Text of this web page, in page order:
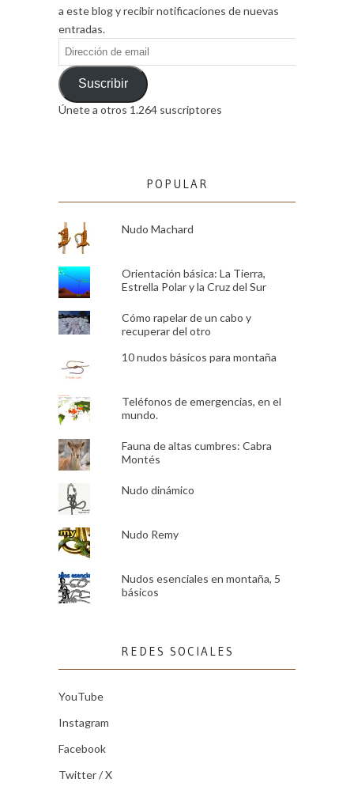
a este blog y recibir notificaciones de nuevas
entradas.
Dirección
de
emailSuscribir
Únete a otros 1.264 suscriptores
POPULAR
Nudo Machard
Orientación básica: La Tierra,
Estrella Polar y la Cruz del Sur
Cómo rapelar de un cabo y
recuperar del otro
10 nudos básicos para montaña
Teléfonos de emergencias, en el
mundo.
Fauna de altas cumbres: Cabra
Montés
Nudo dinámico
Nudo Remy
Nudos esenciales en montaña, 5
básicos
REDES SOCIALES
YouTube
Instagram
Facebook
Twitter / X